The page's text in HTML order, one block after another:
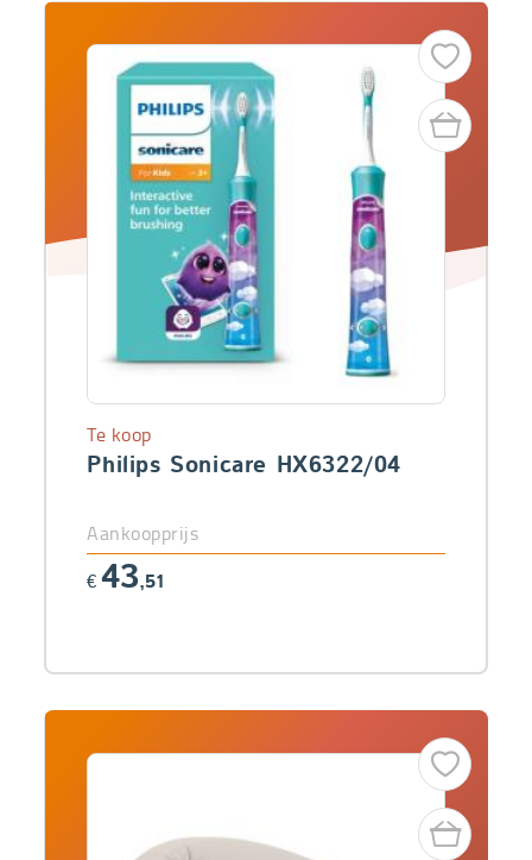
Philips Sonicare HX6322/04
Te koop
Aankoopprijs
€ 43,51